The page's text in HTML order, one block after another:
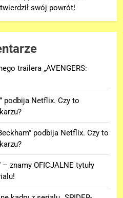
swój powrót!
trailera „AVENGERS:
podbija Netflix. Czy to
podbija Netflix. Czy to
– znamy OFICJALNE tytuły
napisał list do
DAY” i… potwierdził swój
LEGO